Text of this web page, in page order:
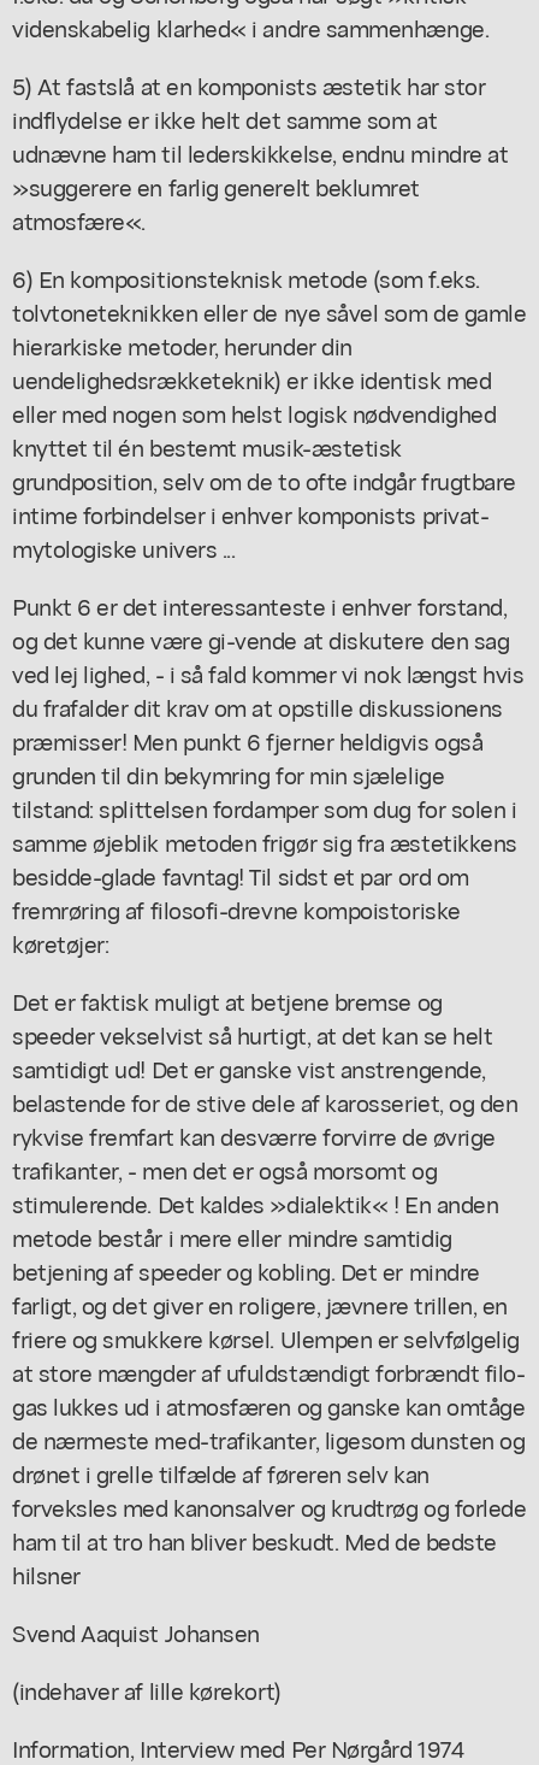
videnskabelig klarhed« i andre sammenhænge.
5) At fastslå at en komponists æstetik har stor
indflydelse er ikke helt det samme som at
udnævne ham til lederskikkelse, endnu mindre at
»suggerere en farlig generelt beklumret
atmosfære«.
6) En kompositionsteknisk metode (som f.eks.
tolvtoneteknikken eller de nye såvel som de gamle
hierarkiske metoder, herunder din
uendelighedsrækketeknik) er ikke identisk med
eller med nogen som helst logisk nødvendighed
knyttet til én bestemt musik-æstetisk
grundposition, selv om de to ofte indgår frugtbare
intime forbindelser i enhver komponists privat-
mytologiske univers ...
Punkt 6 er det interessanteste i enhver forstand,
og det kunne være gi-vende at diskutere den sag
ved lej lighed, - i så fald kommer vi nok længst hvis
du frafalder dit krav om at opstille diskussionens
præmisser! Men punkt 6 fjerner heldigvis også
grunden til din bekymring for min sjælelige
tilstand: splittelsen fordamper som dug for solen i
samme øjeblik metoden frigør sig fra æstetikkens
besidde-glade favntag! Til sidst et par ord om
fremrøring af filosofi-drevne kompoistoriske
køretøjer:
Det er faktisk muligt at betjene bremse og
speeder vekselvist så hurtigt, at det kan se helt
samtidigt ud! Det er ganske vist anstrengende,
belastende for de stive dele af karosseriet, og den
rykvise fremfart kan desværre forvirre de øvrige
trafikanter, - men det er også morsomt og
stimulerende. Det kaldes »dialektik« ! En anden
metode består i mere eller mindre samtidig
betjening af speeder og kobling. Det er mindre
farligt, og det giver en roligere, jævnere trillen, en
friere og smukkere kørsel. Ulempen er selvfølgelig
at store mængder af ufuldstændigt forbrændt filo-
gas lukkes ud i atmosfæren og ganske kan omtåge
de nærmeste med-trafikanter, ligesom dunsten og
drønet i grelle tilfælde af føreren selv kan
forveksles med kanonsalver og krudtrøg og forlede
ham til at tro han bliver beskudt. Med de bedste
hilsner
Svend Aaquist Johansen
(indehaver af lille kørekort)
Information, Interview med Per Nørgård 1974